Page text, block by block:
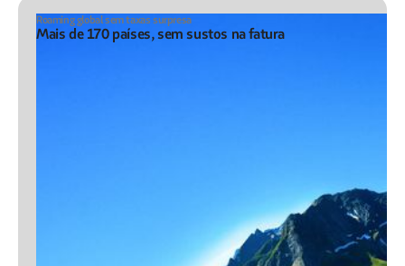
Roaming global sem taxas surpresa
Mais de 170 países, sem sustos na fatura